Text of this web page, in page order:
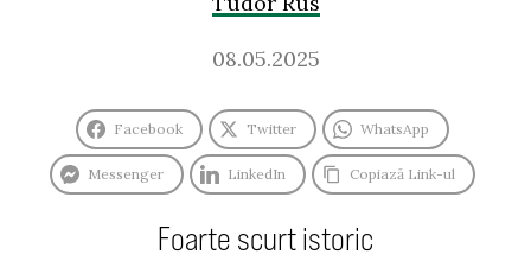
08.05.2025
Facebook Twitter WhatsApp
Messenger LinkedIn Copiază Link-ul
Foarte scurt istoric